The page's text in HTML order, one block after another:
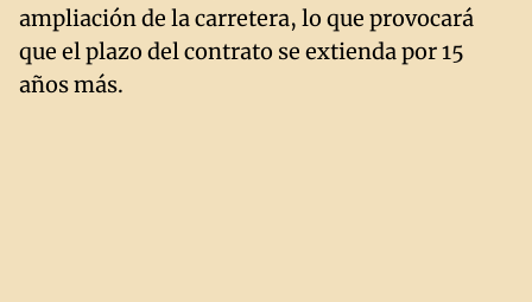
ampliación de la carretera, lo que provocará
que el plazo del contrato se extienda por 15
años más.